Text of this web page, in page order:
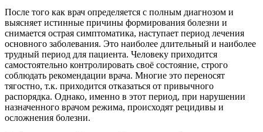
После того как врач определяется с полным диагнозом и
выясняет истинные причины формирования болезни и
снимается острая симптоматика, наступает период лечения
основного заболевания. Это наиболее длительный и наиболее
трудный период для пациента. Человеку приходится
самостоятельно контролировать своё состояние, строго
соблюдать рекомендации врача. Многие это переносят
тягостно, т.к. приходится отказаться от привычного
распорядка. Однако, именно в этот период, при нарушении
назначенного врачом режима, происходят рецидивы и
осложнения болезни.